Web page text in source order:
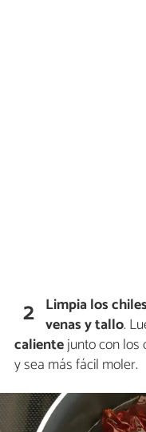
2 Limpia los
venas y tallo.
calientejunto con los
y sea más fácil moler.